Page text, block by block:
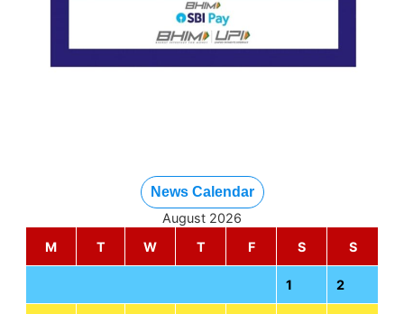
News Calendar
August 2026
M
T W T F S S
1 2